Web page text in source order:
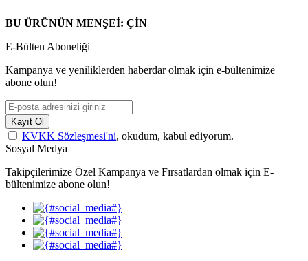
BU ÜRÜNÜN MENŞEİ: ÇİN
E-Bülten Aboneliği
Kampanya ve yeniliklerden haberdar olmak için e-bültenimize
abone olun!
Kayıt Ol
KVKK Sözleşmesi'ni, okudum, kabul ediyorum.
Sosyal Medya
Takipçilerimize Özel Kampanya ve Fırsatlardan olmak için E-
bültenimize abone olun!